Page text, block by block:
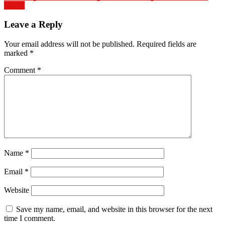
Leave a Reply
Your email address will not be published. Required fields are
marked *
Comment *
Name *
Email *
Website
Save my name, email, and website in this browser for the next
time I comment.